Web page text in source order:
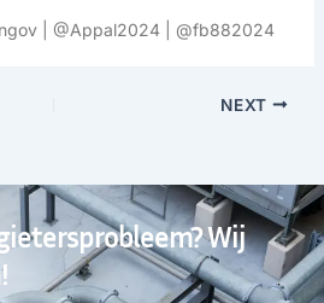
| @Appal2024 | @fb882024
NEXT
Wij